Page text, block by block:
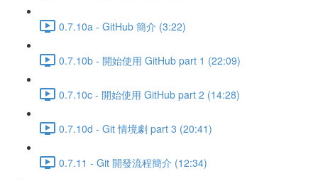
0.7.10a - GitHub 簡介 (3:22)
0.7.10b - 開始使用 GitHub part 1 (22:09)
0.7.10c - 開始使用 GitHub part 2 (14:28)
0.7.10d - Git 情境劇 part 3 (20:41)
0.7.11 - Git 開發流程簡介 (12:34)